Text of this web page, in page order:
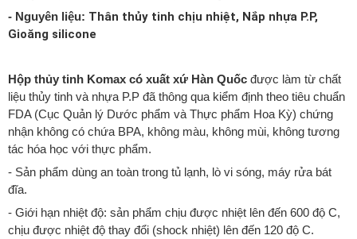
- Nguyên liệu: Thân thủy tinh chịu nhiệt, Nắp nhựa P.P,
Gioăng silicone
Hộp thủy tinh Komax có xuất xứ Hàn Quốc được làm từ chất
liệu thủy tinh và nhựa P.P đã thông qua kiểm định theo tiêu chuẩn
FDA (Cục Quản lý Dước phẩm và Thực phẩm Hoa Kỳ) chứng
nhận không có chứa BPA, không màu, không mùi, không tương
tác hóa học với thực phẩm.
- Sản phẩm dùng an toàn trong tủ lạnh, lò vi sóng, máy rửa bát
đĩa.
- Giới hạn nhiệt độ: sản phẩm chịu được nhiệt lên đến 600 độ C,
chịu được nhiệt độ thay đổi (shock nhiệt) lên đến 120 độ C.